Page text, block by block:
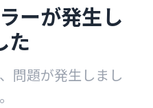
ーが発生し
た
問題が発生しまし